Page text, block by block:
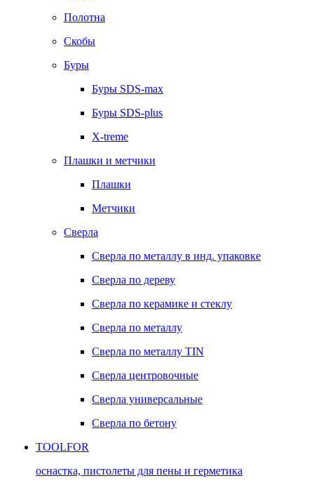
Полотна
Скобы
Буры
Буры SDS-max
Буры SDS-plus
X-treme
Плашки и метчики
Плашки
Метчики
Сверла
Сверла по металлу в инд. упаковке
Сверла по дереву
Сверла по керамике и стеклу
Сверла по металлу
Сверла по металлу TIN
Сверла центровочные
Сверла универсальные
Сверла по бетону
TOOLFOR
оснастка, пистолеты для пены и герметика